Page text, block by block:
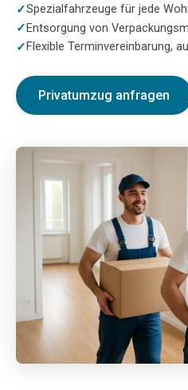
Spezialfahrzeuge für jede
Entsorgung von
Flexible Terminvereinbarung,
Privatumzug anfragen